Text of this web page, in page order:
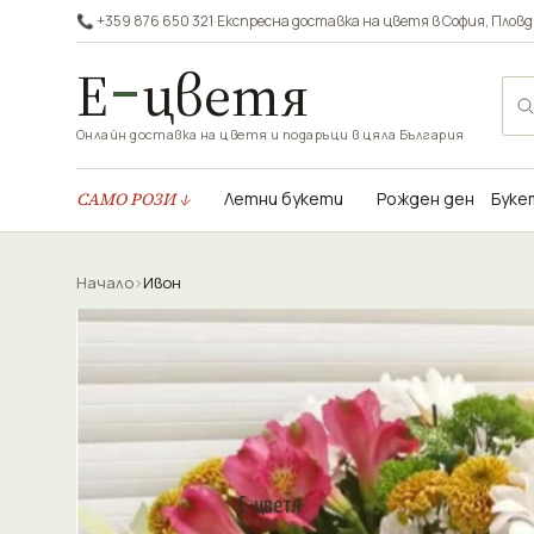
📞 +359 876 650 321·Експресна доставка на цветя вСофия,
Е цветя
Онлайн доставка на цветя и подаръци в цяла България
САМО РОЗИ ↓ Летни букети Рожден ден
Начало›Ивон